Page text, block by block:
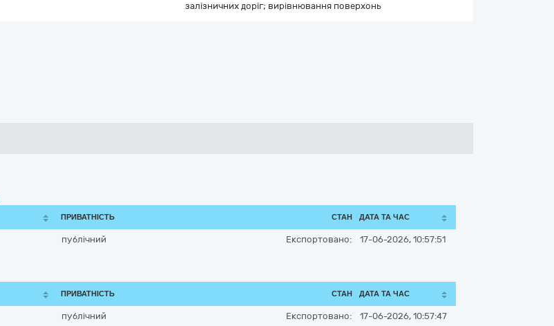
залізничних доріг; вирівнювання поверхонь
ПРИВАТНІСТЬ СТАН ДАТА ТА ЧАС
публічний Експортовано: 17-06-2026, 10:57:51
ПРИВАТНІСТЬ СТАН ДАТА ТА ЧАС
публічний Експортовано: 17-06-2026, 10:57:47